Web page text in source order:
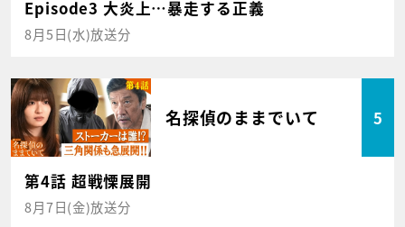
Episode3 大炎上…暴走する正義
8月5日(水)放送分
名探偵のままでいて 5
第4話 超戦慄展開
8月7日(金)放送分